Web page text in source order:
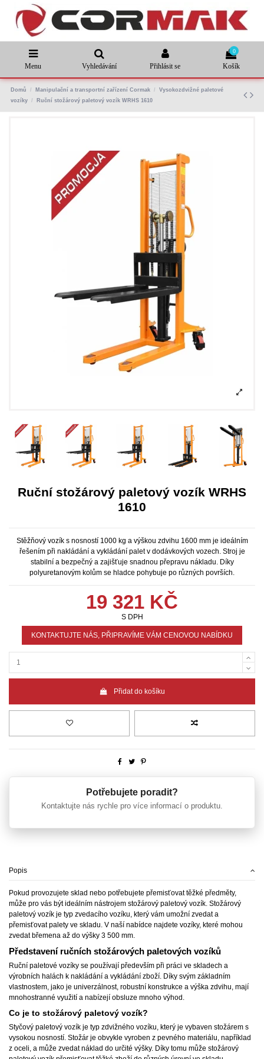
Menu Vyhledávání Přihlásit se
0
Košík
Domů Manipulační a transportní zařízení Cormak
Vysokozdvižné paletové
vozíky
Ruční stožárový paletový vozík WRHS 1610
Ruční stožárový paletový vozík WRHS
1610
Stěžňový vozík s nosností 1000 kg a výškou zdvihu 1600 mm je ideálním
řešením při nakládání a vykládání palet v dodávkových vozech. Stroj je
stabilní a bezpečný a zajišťuje snadnou přepravu nákladu. Díky
polyuretanovým kolům se hladce pohybuje po různých površích.
19 321 KČ
S DPH
KONTAKTUJTE NÁS, PŘIPRAVÍME VÁM CENOVOU NABÍDKU
Přidat do košíku
Potřebujete poradit?
Kontaktujte nás rychle pro více informací o produktu.
Popis
Pokud provozujete sklad nebo potřebujete přemisťovat těžké předměty,
může pro vás být ideálním nástrojem stožárový paletový vozík. Stožárový
paletový vozík je typ zvedacího vozíku, který vám umožní zvedat a
přemisťovat palety ve skladu. V naší nabídce najdete vozíky, které mohou
zvedat břemena až do výšky 3 500 mm.
Představení ručních stožárových paletových vozíků
Ruční paletové vozíky se používají především při práci ve skladech a
výrobních halách k nakládání a vykládání zboží. Díky svým základním
vlastnostem, jako je univerzálnost, robustní konstrukce a výška zdvihu, mají
mnohostranné využití a nabízejí obsluze mnoho výhod.
Co je to stožárový paletový vozík?
Styčový paletový vozík je typ zdvižného vozíku, který je vybaven stožárem s
vysokou nosností. Stožár je obvykle vyroben z pevného materiálu, například
z oceli, a může zvedat náklad do určité výšky. Díky tomu může stožárový